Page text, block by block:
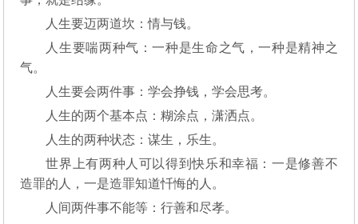
人生要迈两道坎：情与钱。
人生要喘两种气：一种是生命之气，一种是精神之
气。
人生要会两件事：学会挣钱，学会思考。
人生的两个基本点：糊涂点，潇洒点。
人生的两种状态：谋生，乐生。
世界上有两种人可以得到快乐和幸福：一是修善不
造罪的人，一是造罪知道忏悔的人。
人间两件事不能等：行善和尽孝。